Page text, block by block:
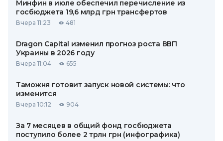
Минфин в июле обеспечил перечисление из
госбюджета 19,6 млрд грн трансфертов
Вчера 11:23 481
Dragon Capital изменил прогноз роста ВВП
Украины в 2026 году
Вчера 11:04 655
Таможня готовит запуск новой системы: что
изменится
Вчера 10:12 904
За 7 месяцев в общий фонд госбюджета
поступило более 2 трлн грн (инфографика)